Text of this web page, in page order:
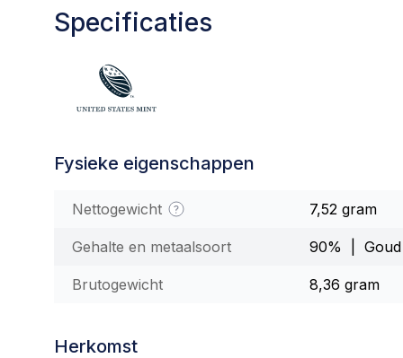
Specificaties
Fysieke eigenschappen
Nettogewicht 7,52 gram
Gehalte en metaalsoort 90% | Goud
Brutogewicht 8,36 gram
Herkomst